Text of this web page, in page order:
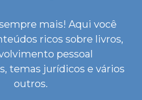
mais! Aqui você
ricos sobre livros,
pessoal
temas jurídicos e vários
outros.